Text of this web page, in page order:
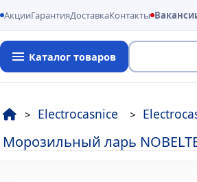
АкцииГарантияДоставкаКонтакты
Каталог товаров
Electrocasnice
Морозильный ларь